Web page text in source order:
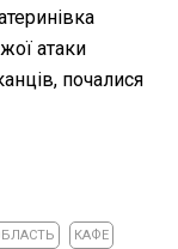
атаки
почалися
КАФЕ